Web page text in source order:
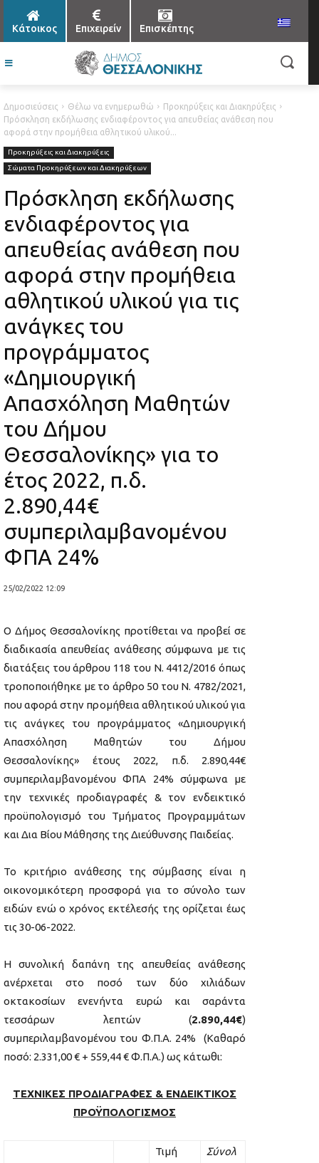
Κάτοικος Επιχειρείν Επισκέπτης
Δημοσιεύσεις Θέλω να ενημερωθώ
Προκηρύξεις και Διακηρύξεις
Πρόσκληση εκδήλωσης ενδιαφέροντος για απευθείας ανάθεση που
αφορά στην προμήθεια αθλητικού υλικού...
Προκηρύξεις και Διακηρύξεις
Σώματα Προκηρύξεων και Διακηρύξεων
Πρόσκληση εκδήλωσης
ενδιαφέροντος για
απευθείας ανάθεση που
αφορά στην προμήθεια
αθλητικού υλικού για τις
ανάγκες του
προγράμματος
«Δημιουργική
Απασχόληση Μαθητών
του Δήμου
Θεσσαλονίκης» για το
έτος 2022, π.δ.
2.890,44€
συμπεριλαμβανομένου
ΦΠΑ 24%
25/02/2022 12:09
Ο Δήμος Θεσσαλονίκης προτίθεται να προβεί σε
διαδικασία απευθείας ανάθεσης σύμφωνα με τις
διατάξεις του άρθρου 118 του Ν. 4412/2016 όπως
τροποποιήθηκε με το άρθρο 50 του Ν. 4782/2021,
που αφορά στην προμήθεια αθλητικού υλικού για
τις ανάγκες του προγράμματος «Δημιουργική
Απασχόληση Μαθητών του Δήμου
Θεσσαλονίκης» έτους 2022, π.δ. 2.890,44€
συμπεριλαμβανομένου ΦΠΑ 24% σύμφωνα με
την τεχνικές προδιαγραφές & τον ενδεικτικό
προϋπολογισμό του Τμήματος Προγραμμάτων
και Δια Βίου Μάθησης της Διεύθυνσης Παιδείας.
Το κριτήριο ανάθεσης της σύμβασης είναι η
οικονομικότερη προσφορά για το σύνολο των
ειδών ενώ ο χρόνος εκτέλεσής της ορίζεται έως
τις 30-06-2022.
Η συνολική δαπάνη της απευθείας ανάθεσης
ανέρχεται στο ποσό των δύο χιλιάδων
οκτακοσίων ενενήντα ευρώ και σαράντα
τεσσάρων λεπτών (2.890,44€)
συμπεριλαμβανομένου του Φ.Π.Α. 24% (Καθαρό
ποσό: 2.331,00 € + 559,44 € Φ.Π.Α.) ως κάτωθι:
ΤΕΧΝΙΚΕΣ ΠΡΟΔΙΑΓΡΑΦΕΣ & ΕΝΔΕΙΚΤΙΚΟΣ
ΠΡΟΫΠΟΛΟΓΙΣΜΟΣ
Τιμή
Σύνολ